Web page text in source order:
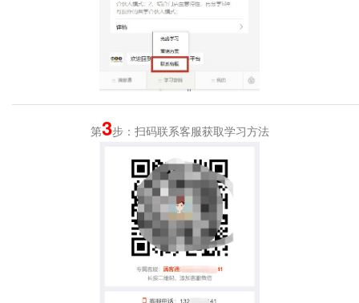
第3步：扫码联系客服获取学习方法